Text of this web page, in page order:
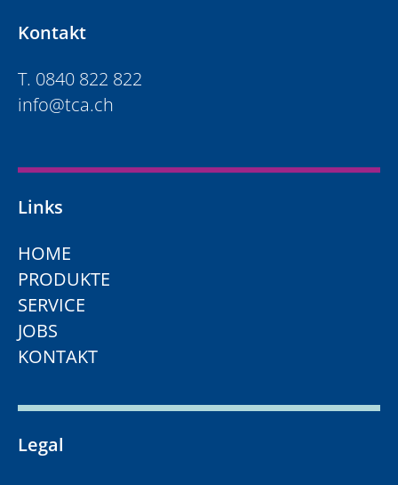
Kontakt
T. 0840 822 822
info@tca.ch
Links
HOME
PRODUKTE
SERVICE
JOBS
KONTAKT
Legal